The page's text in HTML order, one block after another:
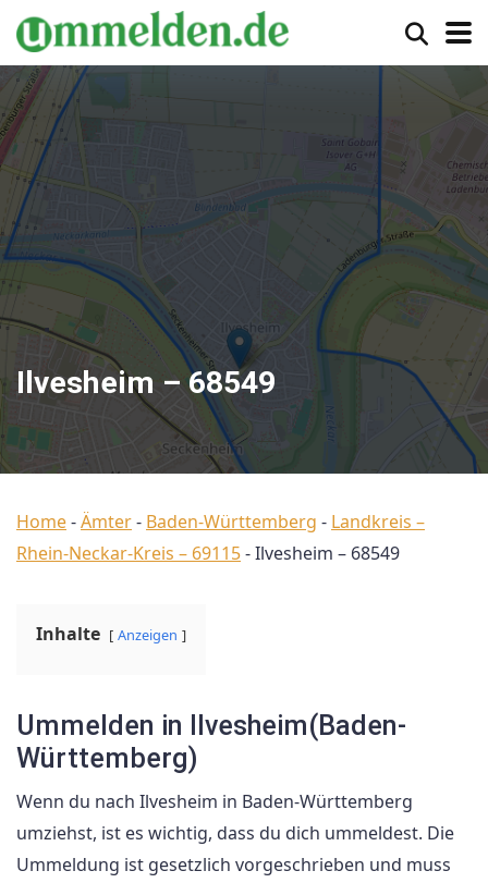
Ilvesheim – 68549
Home-Ämter- Baden-Württemberg - Landkreis –
Rhein-Neckar-Kreis – 69115-Ilvesheim – 68549
Inhalte Anzeigen
Ummelden in Ilvesheim(Baden-
Württemberg)
Wenn du nach Ilvesheim in Baden-Württemberg
umziehst, ist es wichtig, dass du dich ummeldest. Die
Ummeldung ist gesetzlich vorgeschrieben und muss